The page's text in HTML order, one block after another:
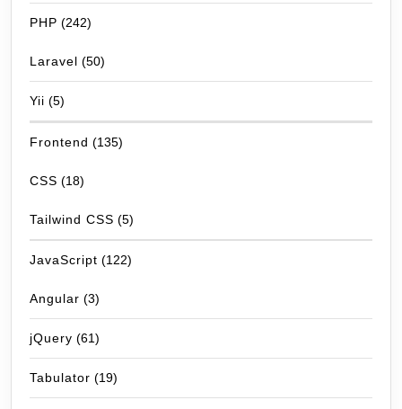
PHP (242)
Laravel (50)
Yii (5)
Frontend (135)
CSS (18)
Tailwind CSS (5)
JavaScript (122)
Angular (3)
jQuery (61)
Tabulator (19)